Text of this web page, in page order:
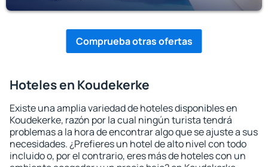
Comprueba otras ofertas
Hoteles en Koudekerke
Existe una amplia variedad de hoteles disponibles en
Koudekerke, razón por la cual ningún turista tendrá
problemas a la hora de encontrar algo que se ajuste a sus
necesidades. ¿Prefieres un hotel de alto nivel con todo
incluido o, por el contrario, eres más de hoteles con un